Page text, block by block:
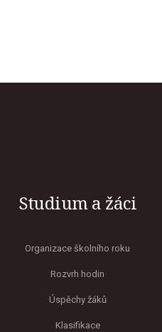
Studium a žáci
Organizace školního roku
Rozvrh hodin
Úspěchy žáků
Klasifikace